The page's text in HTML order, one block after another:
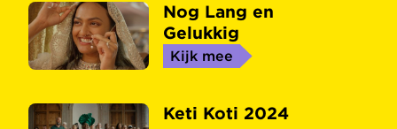
Nog Lang en
Gelukkig
Kijk mee
Keti Koti 2024